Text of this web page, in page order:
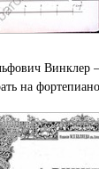
Винклер
на